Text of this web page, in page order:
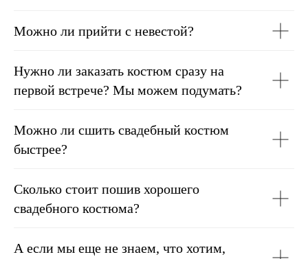
Можно ли прийти с невестой?
Нужно ли заказать костюм сразу на
первой встрече? Мы можем подумать?
Можно ли сшить свадебный костюм
быстрее?
Сколько стоит пошив хорошего
свадебного костюма?
А если мы еще не знаем, что хотим,